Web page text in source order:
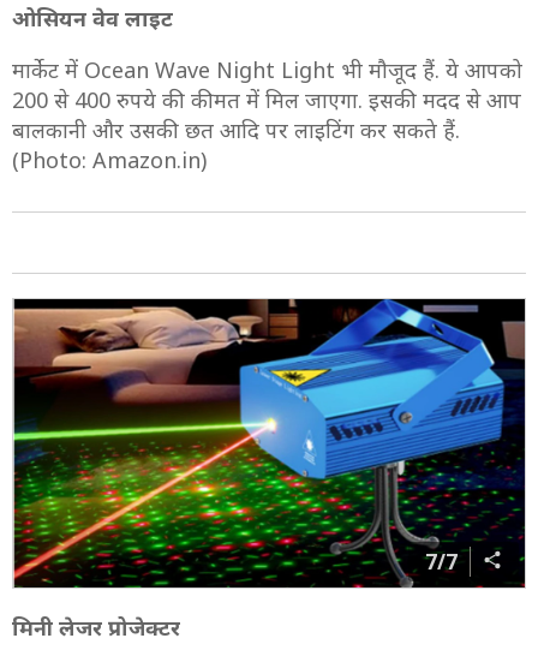
ओसियन वेव लाइट
मार्केट में Ocean Wave Night Light भी मौजूद हैं. ये आपको
200 से 400 रुपये की कीमत में मिल जाएगा. इसकी मदद से आप
बालकानी और उसकी छत आदि पर लाइटिंग कर सकते हैं.
(Photo: Amazon.in)
7/7
मिनी लेजर प्रोजेक्टर